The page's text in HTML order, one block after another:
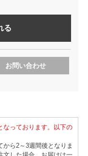
る
お問い合わせ
なっております。以下の
から2～3週間後となりま